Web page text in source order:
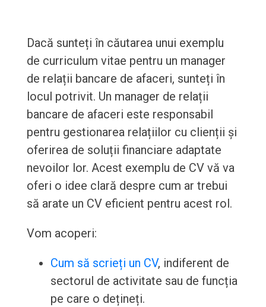
Dacă sunteți în căutarea unui exemplu
de curriculum vitae pentru un manager
de relații bancare de afaceri, sunteți în
locul potrivit. Un manager de relații
bancare de afaceri este responsabil
pentru gestionarea relațiilor cu clienții și
oferirea de soluții financiare adaptate
nevoilor lor. Acest exemplu de CV vă va
oferi o idee clară despre cum ar trebui
să arate un CV eficient pentru acest rol.
Vom acoperi:
Cum să scrieți un CV, indiferent de
sectorul de activitate sau de funcția
pe care o dețineți.